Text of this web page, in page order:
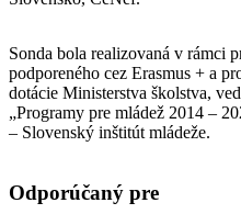
Sonda bola realizovaná v rámci
podporeného cez Erasmus + a
dotácie Ministerstva školstva,
„Programy pre mládež 2014 –
– Slovenský inštitút mládeže.
Odporúčaný pre